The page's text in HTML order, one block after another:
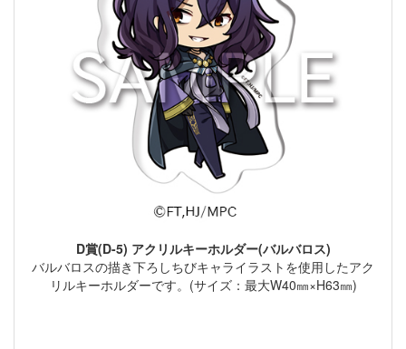
D賞(D-5) アクリルキーホルダー(バルバロス)
バルバロスの描き下ろしちびキャライラストを使用したアク
リルキーホルダーです。(サイズ：最大W40㎜×H63㎜)